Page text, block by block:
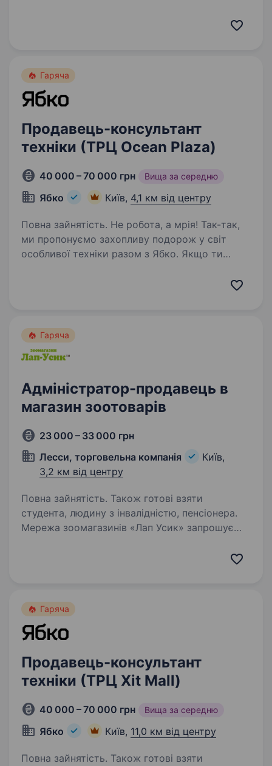
Гаряча
Продавець-консультант
техніки (ТРЦ Ocean Plaza)
40 000 – 70 000 грн Вища за середню
Ябко Київ, 4,1 км від центру
Повна зайнятість. Не робота, а мрія! Так-так,
ми пропонуємо захопливу подорож у світ
особливої техніки разом з Ябко. Якщо ти
подарунки та бачити щастя в очах клієнтів —
Гаряча
Адміністратор-продавець в
магазин зоотоварів
23 000 – 33 000 грн
Лесси, торговельна компанія
Київ,
3,2 км від центру
Повна зайнятість. Також готові взяти
студента, людину з інвалідністю, пенсіонера.
Мережа зоомагазинів «Лап Усик» запрошує
консультанта. Наш магазин розташован по пр-
стабільна заробітна…
Гаряча
Продавець-консультант
техніки (ТРЦ Xit Mall)
40 000 – 70 000 грн Вища за середню
Ябко Київ, 11,0 км від центру
Повна зайнятість. Також готові взяти